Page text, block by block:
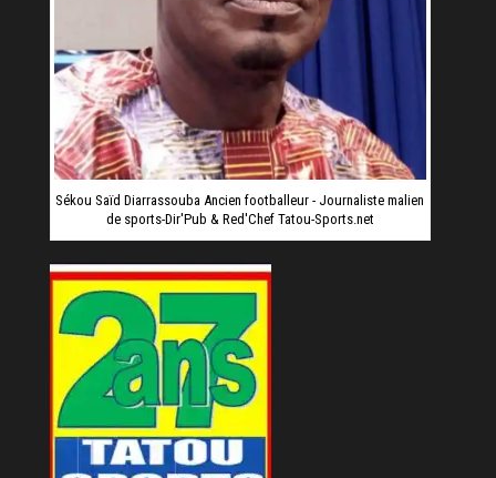
Sékou Saïd Diarrassouba Ancien footballeur - Journaliste malien
de sports-Dir'Pub & Red'Chef Tatou-Sports.net